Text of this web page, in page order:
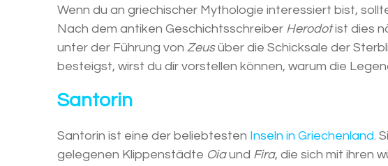
Wenn du an griechischer Mythologie interessiert bist,
Nach dem antiken Geschichtsschreiber Herodotist dies
unter der Führung von Zeusüber die Schicksale der
besteigst, wirst du dir vorstellen können, warum die
Santorin
Santorin ist eine der beliebtesten Inseln in Griechenland.
gelegenen Klippenstädte Oiaund Fira, die sich mit ihren